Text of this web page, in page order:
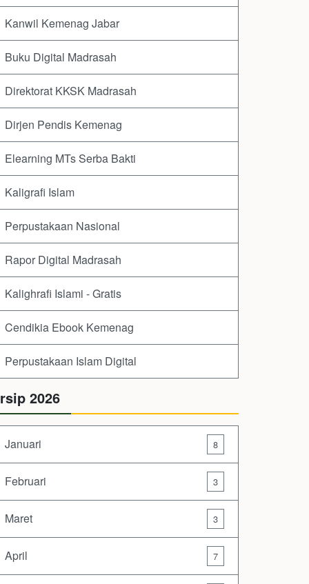
Kanwil Kemenag Jabar
Buku Digital Madrasah
Direktorat KKSK Madrasah
Dirjen Pendis Kemenag
Elearning MTs Serba Bakti
Kaligrafi Islam
Perpustakaan Nasional
Rapor Digital Madrasah
Kalighrafi Islami - Gratis
Cendikia Ebook Kemenag
Perpustakaan Islam Digital
2026
Januari 8
Februari 3
Maret 3
April 7